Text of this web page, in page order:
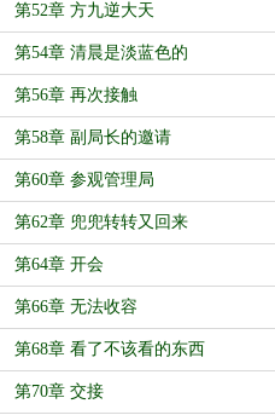
第52章 方九逆大天
第54章 清晨是淡蓝色的
第56章 再次接触
第58章 副局长的邀请
第60章 参观管理局
第62章 兜兜转转又回来
第64章 开会
第66章 无法收容
第68章 看了不该看的东西
第70章 交接